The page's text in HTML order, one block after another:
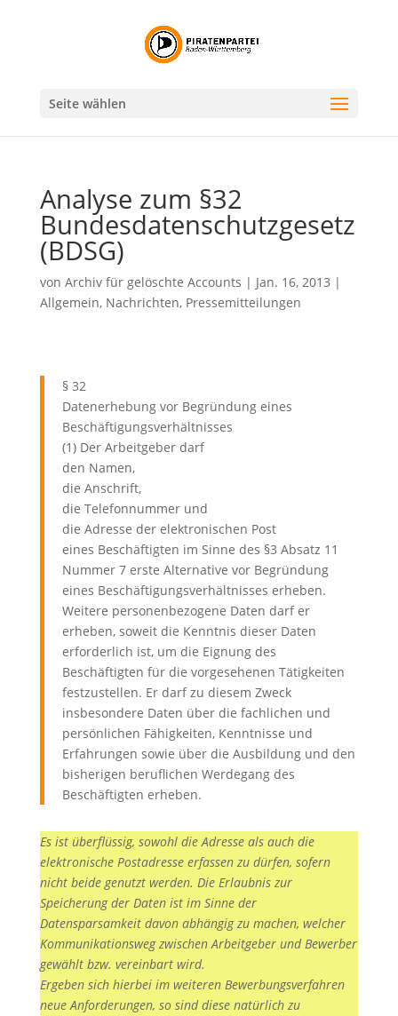
Seite wählen
Analyse zum §32
Bundesdatenschutzgesetz
(BDSG)
von Archiv für gelöschte Accounts | Jan. 16, 2013 |
Allgemein, Nachrichten, Pressemitteilungen
§ 32
Datenerhebung vor Begründung eines
Beschäftigungsverhältnisses
(1) Der Arbeitgeber darf
den Namen,
die Anschrift,
die Telefonnummer und
die Adresse der elektronischen Post
eines Beschäftigten im Sinne des §3 Absatz 11
Nummer 7 erste Alternative vor Begründung
eines Beschäftigungsverhältnisses erheben.
Weitere personenbezogene Daten darf er
erheben, soweit die Kenntnis dieser Daten
erforderlich ist, um die Eignung des
Beschäftigten für die vorgesehenen Tätigkeiten
festzustellen. Er darf zu diesem Zweck
insbesondere Daten über die fachlichen und
persönlichen Fähigkeiten, Kenntnisse und
Erfahrungen sowie über die Ausbildung und den
bisherigen beruflichen Werdegang des
Beschäftigten erheben.
Es ist überflüssig, sowohl die Adresse als auch die
elektronische Postadresse erfassen zu dürfen, sofern
nicht beide genutzt werden. Die Erlaubnis zur
Speicherung der Daten ist im Sinne der
Datensparsamkeit davon abhängig zu machen, welcher
Kommunikationsweg zwischen Arbeitgeber und Bewerber
gewählt bzw. vereinbart wird.
Ergeben sich hierbei im weiteren Bewerbungsverfahren
neue Anforderungen, so sind diese natürlich zu